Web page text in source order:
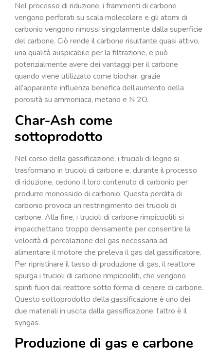
Nel processo di riduzione, i frammenti di carbone
vengono perforati su scala molecolare e gli atomi di
carbonio vengono rimossi singolarmente dalla superficie
del carbone. Ciò rende il carbone risultante quasi attivo,
una qualità auspicabile per la filtrazione, e può
potenzialmente avere dei vantaggi per il carbone
quando viene utilizzato come biochar, grazie
all’apparente influenza benefica dell’aumento della
porosità su ammoniaca, metano e N 2O.
Char-Ash come
sottoprodotto
Nel corso della gassificazione, i trucioli di legno si
trasformano in trucioli di carbone e, durante il processo
di riduzione, cedono il loro contenuto di carbonio per
produrre monossido di carbonio. Questa perdita di
carbonio provoca un restringimento dei trucioli di
carbone. Alla fine, i trucioli di carbone rimpiccioliti si
impacchettano troppo densamente per consentire la
velocità di percolazione del gas necessaria ad
alimentare il motore che preleva il gas dal gassificatore.
Per ripristinare il tasso di produzione di gas, il reattore
spurga i trucioli di carbone rimpiccioliti, che vengono
spinti fuori dal reattore sotto forma di cenere di carbone.
Questo sottoprodotto della gassificazione è uno dei
due materiali in uscita dalla gassificazione; l’altro è il
syngas.
Produzione di gas e carbone